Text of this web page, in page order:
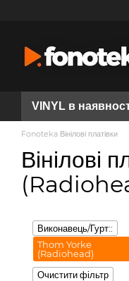
VINYL в
Fonoteka Вінілові платівки
Вінілові
Виконавець/Гурт::
Thom Yorke
(Radiohead)
Очистити фільтр